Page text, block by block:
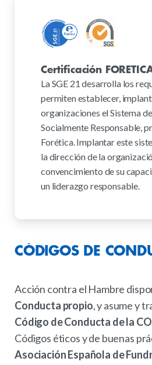
Certificación
La SGE 21 desarrolla los
permiten establecer,
organizaciones el Sistema
Socialmente Responsable,
Forética. Implantar este
la dirección de la
convencimiento de su
un liderazgo responsable.
CÓDIGOS DE
Acción contra el Hambre
Conducta propio, y asume y
Código de Conducta de la
Códigos éticos y de buenas
Asociación Española de